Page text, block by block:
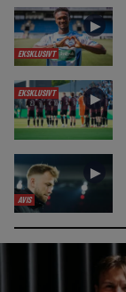
EKSKLUSIVT
►
EKSKLUSIVT ►
AVIS
►